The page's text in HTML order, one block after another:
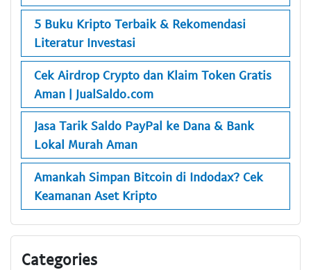
5 Buku Kripto Terbaik & Rekomendasi
Literatur Investasi
Cek Airdrop Crypto dan Klaim Token Gratis
Aman | JualSaldo.com
Jasa Tarik Saldo PayPal ke Dana & Bank
Lokal Murah Aman
Amankah Simpan Bitcoin di Indodax? Cek
Keamanan Aset Kripto
Categories